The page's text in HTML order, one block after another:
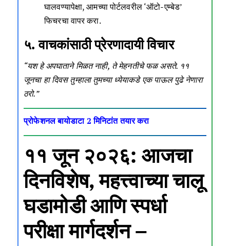
घालवण्यापेक्षा, आमच्या पोर्टलवरील ‘ऑटो-एम्बेड’
फिचरचा वापर करा.
५. वाचकांसाठी प्रेरणादायी विचार
“यश हे अपघाताने मिळत नाही, ते मेहनतीचे फळ असते. ११
जूनचा हा दिवस तुम्हाला तुमच्या ध्येयाकडे एक पाऊल पुढे नेणारा
ठरो.”
प्रोफेशनल बायोडाटा 2 मिनिटांत तयार करा
११ जून २०२६: आजचा
दिनविशेष, महत्त्वाच्या चालू
घडामोडी आणि स्पर्धा
परीक्षा मार्गदर्शन –